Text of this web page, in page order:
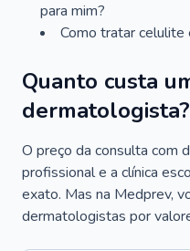
para mim?
Como tratar celulite
Quanto custa
dermatologista?
O preço da consulta com
profissional e a clínica
exato. Mas na Medprev,
dermatologistas por